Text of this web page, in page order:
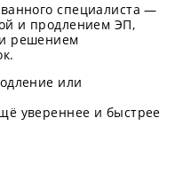
специалиста —
и продлением ЭП,
решением
или
увереннее и быстрее